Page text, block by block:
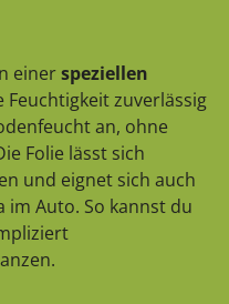
einerspeziellen
Feuchtigkeit zuverlässig
an, ohne
Folie lässt sich
und eignet sich auch
Auto. So kannst du